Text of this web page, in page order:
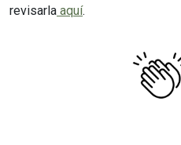
revisarla aquí.